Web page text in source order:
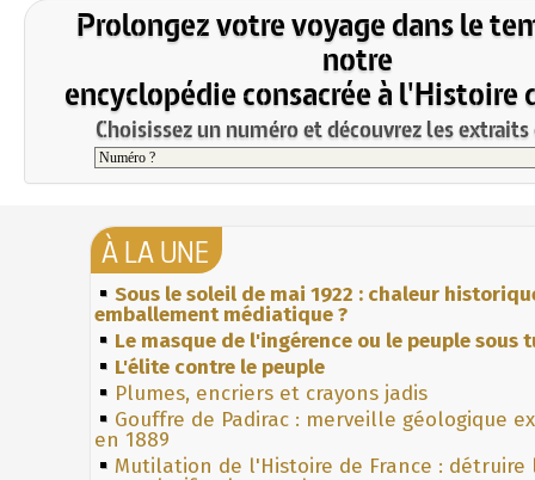
Prolongez votre voyage dans le
notre
encyclopédie consacrée à l'Histoire
Choisissez un numéro et découvrez les
À LA UNE
Sous le soleil de mai 1922 : chaleur
emballement médiatique ?
Le masque de l'ingérence ou le peuple sous
L'élite contre le peuple
Plumes, encriers et crayons jadis
Gouffre de Padirac : merveille géologique
en 1889
Mutilation de l'Histoire de France : détruire